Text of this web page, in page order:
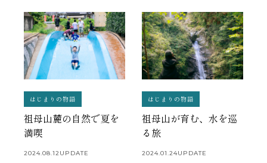
はじまりの物語
祖母山麓の自然で夏を
満喫
2024.08.12 UPDATE
はじまりの物語
祖母山が育む、水を巡
る旅
2024.01.24UPDATE